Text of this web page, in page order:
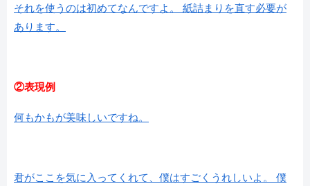
それを使うのは初めてなんですよ。 紙詰まりを直す必要が
あります。
②表現例
何もかもが美味しいですね。
君がここを気に入ってくれて、僕はすごくうれしいよ。 僕